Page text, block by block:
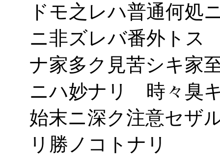
ドモ之レハ普通何処
ニ非ズレバ番外トス
ナ家多ク見苦シキ家
ニハ妙ナリ 時々臭
始末ニ深ク注意セザ
リ勝ノコトナリ